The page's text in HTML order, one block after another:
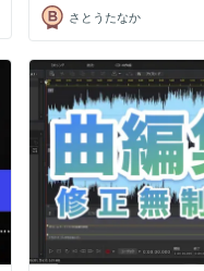
さとうたなか